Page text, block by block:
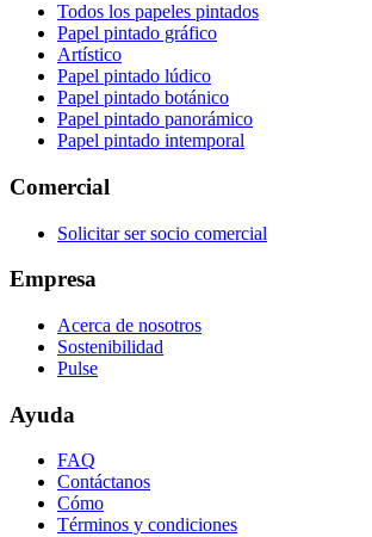
Todos los papeles pintados
Papel pintado gráfico
Artístico
Papel pintado lúdico
Papel pintado botánico
Papel pintado panorámico
Papel pintado intemporal
Comercial
Solicitar ser socio comercial
Empresa
Acerca de nosotros
Sostenibilidad
Pulse
Ayuda
FAQ
Contáctanos
Cómo
Términos y condiciones